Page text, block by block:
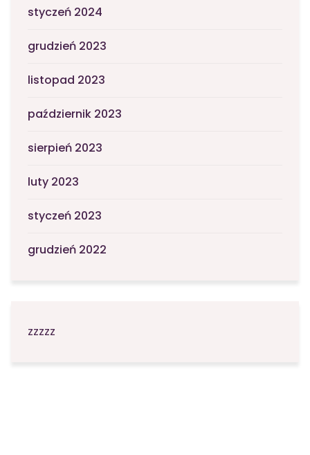
styczeń 2024
grudzień 2023
listopad 2023
październik 2023
sierpień 2023
luty 2023
styczeń 2023
grudzień 2022
zzzzz